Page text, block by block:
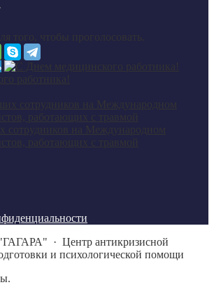
· Центр антикризисной
и психологической помощи